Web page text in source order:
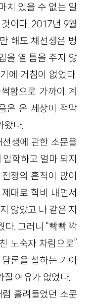
치 있을 수 없는 일
이다. 2017년 9월
해도 채선생은 병
을 열 틈을 주지 않
에 거침이 없었다.
함으로 가까이 계
은 온 세상이 적막
왔다.
생에 관한 소문을
학하고 얼마 되지
쟁의 흔적이 많이
대로 학비 내면서
않았고 나 같은 지
다. 그러니 “빡빡 깎
노숙자 차림으로”
론을 설하는 기이
질 여유가 없었다.
흘려들었던 소문